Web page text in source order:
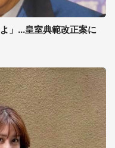
」...皇室典範改正案に